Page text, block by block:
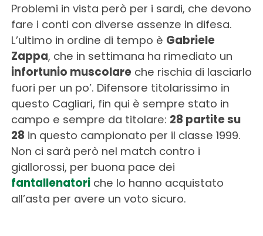
Problemi in vista però per i sardi, che devono
fare i conti con diverse assenze in difesa.
L’ultimo in ordine di tempo è Gabriele
Zappa, che in settimana ha rimediato un
infortunio muscolareche rischia di lasciarlo
fuori per un po’. Difensore titolarissimo in
questo Cagliari, fin qui è sempre stato in
campo e sempre da titolare: 28 partite su
28 in questo campionato per il classe 1999.
Non ci sarà però nel match contro i
giallorossi, per buona pace dei
fantallenatori che lo hanno acquistato
all’asta per avere un voto sicuro.